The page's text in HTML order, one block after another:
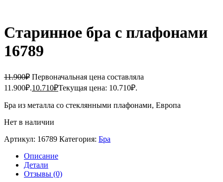
Старинное бра с плафонами
16789
11.900₽ Первоначальная цена составляла
11.900₽.10.710₽Текущая цена: 10.710₽.
Бра из металла со стеклянными плафонами, Европа
Нет в наличии
Артикул: 16789 Категория: Бра
Описание
Детали
Отзывы (0)